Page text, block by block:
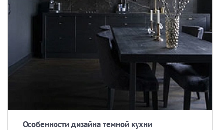
Особенности дизайна темной кухни